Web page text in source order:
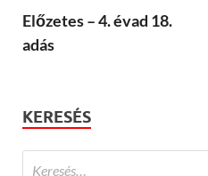
Előzetes – 4. évad 18.
adás
KERESÉS